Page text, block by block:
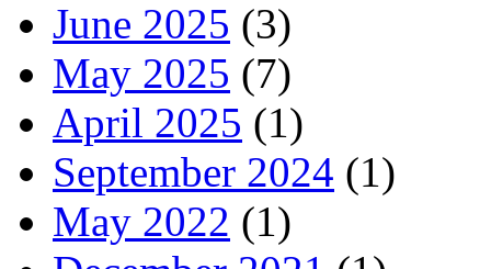
June 2025 (3)
May 2025 (7)
April 2025 (1)
September 2024 (1)
May 2022 (1)